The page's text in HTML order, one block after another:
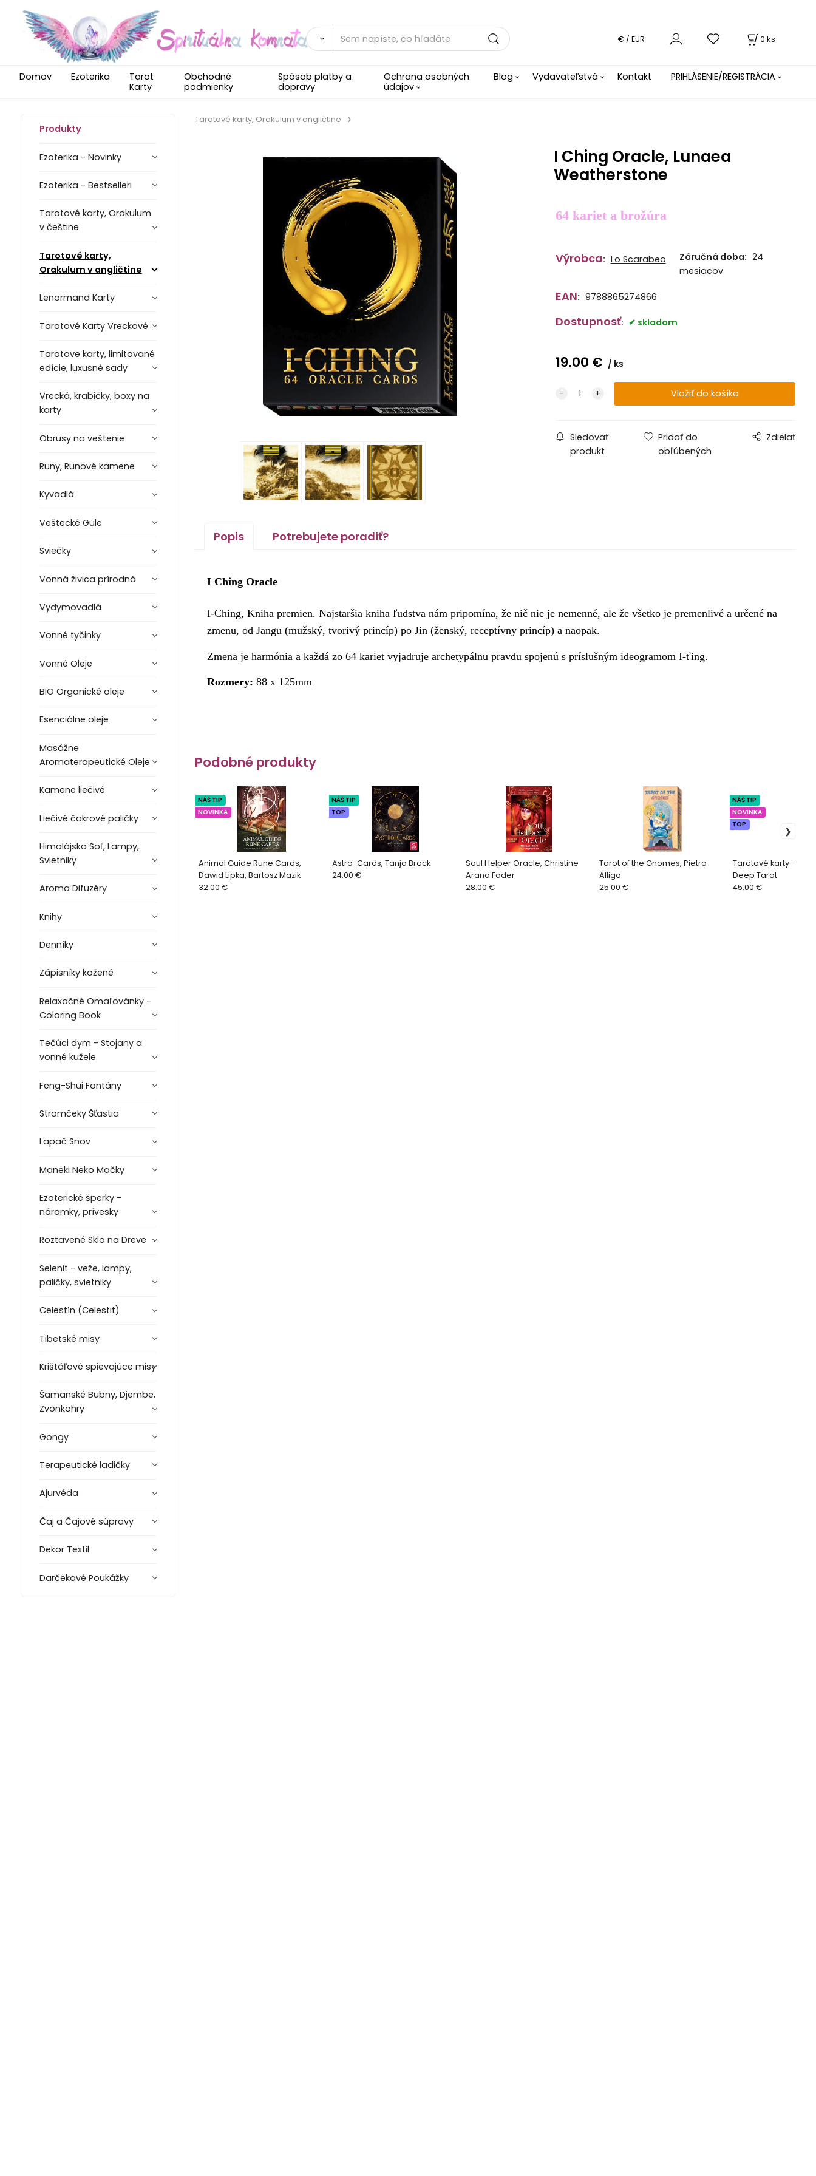
0 ks
€ / EUR
Domov Ezoterika
Tarot
Karty
Obchodné
podmienky
Spôsob platby a
dopravy
Ochrana osobných
údajov
Blog Vydavateľstvá Kontakt PRIHLÁSENIE/REGISTRÁCIA
Produkty
Ezoterika - Novinky
Ezoterika - Bestselleri
Tarotové karty, Orakulum
v češtine
Tarotové karty,
Orakulum v angličtine
Lenormand Karty
Tarotové Karty Vreckové
Tarotove karty, limitované
edície, luxusné sady
Vrecká, krabičky, boxy na
karty
Obrusy na veštenie
Runy, Runové kamene
Kyvadlá
Veštecké Gule
Sviečky
Vonná živica prírodná
Vydymovadlá
Vonné tyčinky
Vonné Oleje
BIO Organické oleje
Esenciálne oleje
Masážne
Aromaterapeutické Oleje
Kamene liečivé
Liečivé čakrové paličky
Himalájska Soľ, Lampy,
Svietniky
Aroma Difuzéry
Knihy
Denníky
Zápisníky kožené
Relaxačné Omaľovánky -
Coloring Book
Tečúci dym - Stojany a
vonné kužele
Feng-Shui Fontány
Stromčeky Šťastia
Lapač Snov
Maneki Neko Mačky
Ezoterické šperky -
náramky, prívesky
Roztavené Sklo na Dreve
Selenit - veže, lampy,
paličky, svietniky
Celestín (Celestit)
Tibetské misy
Krištáľové spievajúce misy
Šamanské Bubny, Djembe,
Zvonkohry
Gongy
Terapeutické ladičky
Ajurvéda
Čaj a Čajové súpravy
Dekor Textil
Darčekové Poukážky
Tarotové karty, Orakulum v angličtine
I Ching Oracle, Lunaea
Weatherstone
64 kariet a brožúra
Výrobca: Lo Scarabeo Záručná doba: 24
mesiacov
EAN: 9788865274866
Dostupnosť: skladom
19.00 € ks
Sledovať
produkt
Pridať do
obľúbených
Zdielať
Popis Potrebujete poradiť?
I Ching Oracle
I-Ching, Kniha premien. Najstaršia kniha ľudstva nám pripomína, že nič nie je nemenné, ale že všetko je premenlivé a určené na
zmenu, od Jangu (mužský, tvorivý princíp) po Jin (ženský, receptívny princíp) a naopak.
Zmena je harmónia a každá zo 64 kariet vyjadruje archetypálnu pravdu spojenú s príslušným ideogramom I-ťing.
Rozmery: 88 x 125mm
Podobné produkty
Animal Guide Rune Cards,
Dawid Lipka, Bartosz Mazik
NÁŠ TIP
NOVINKA
32.00 €
Astro-Cards, Tanja Brock
NÁŠ TIP
TOP
24.00 €
Soul Helper Oracle, Christine
Arana Fader
28.00 €
Tarot of the Gnomes, Pietro
Alligo
25.00 €
Tarotové karty -
Deep Tarot
NÁŠ TIP
NOVINKA
TOP
45.00 €